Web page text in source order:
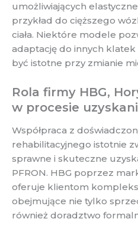
umożliwiających
przykład do cięższego
ciała. Niektóre modele
adaptację do innych
być istotne przy zmianie
Rola firmy HBG,
w procesie
Współpraca z
rehabilitacyjnego istotnie
sprawne i skuteczne
PFRON. HBG poprzez
oferuje klientom
obejmujące nie tylko
również doradztwo